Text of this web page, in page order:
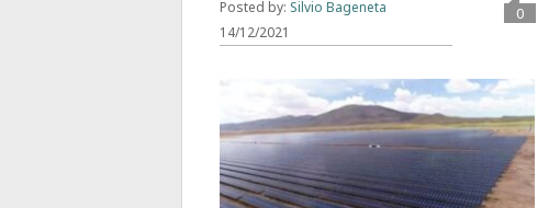
Posted by: Silvio Bageneta
14/12/2021
0